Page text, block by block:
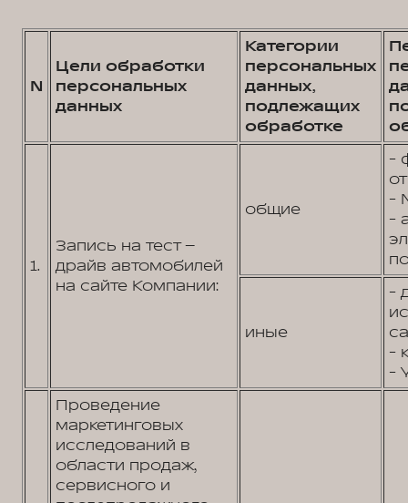
N
Цели обработки
персональных
данных
Категории
персональных
данных,
подлежащих
обработке
1.
Запись на тест –
драйв автомобилей
на сайте Компании:
общие
-
-
-
иные
-
-
-
Проведение
маркетинговых
исследований в
области продаж,
сервисного и